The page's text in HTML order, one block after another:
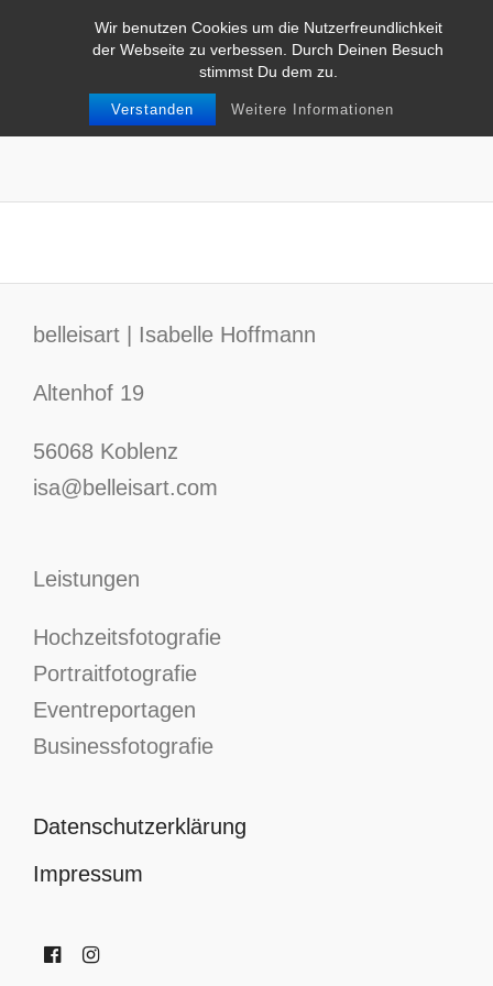
Wir benutzen Cookies um die Nutzerfreundlichkeit
der Webseite zu verbessen. Durch Deinen Besuch
stimmst Du dem zu.
Verstanden Weitere Informationen
Eventphtograph
belleisart | Isabelle Hoffmann
Altenhof 19
56068 Koblenz
isa@belleisart.com
Leistungen
Hochzeitsfotografie
Portraitfotografie
Eventreportagen
Businessfotografie
Datenschutzerklärung
Impressum